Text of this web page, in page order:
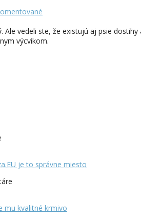
Ale vedeli ste, že existujú aj psie
výcvikom.
je to správne miesto
mu kvalitné krmivo